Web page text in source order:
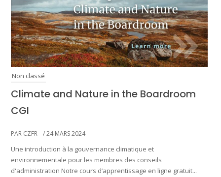
Non classé
Climate and Nature in the Boardroom
CGI
PAR CZFR / 24 MARS 2024
Une introduction à la gouvernance climatique et
environnementale pour les membres des conseils
d'administration Notre cours d’apprentissage en ligne gratuit...